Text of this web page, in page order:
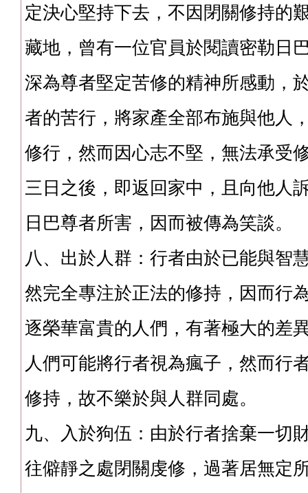
定決心堅持下去，不因閉關修持的
藏地，曾有一位官員於閱讀密勒日
深為尊者堅定苦修的精神所感動，
者的苦行，將家產全部布施與他人
修行，然而因心志不堅，無法承受
三日之後，即返回家中，且向他人
日巴尊者所害，因而被傳為笑談。
八、出於人群：行者由於已能與智
然完全專注於正法的修持，因而行
逐榮華富貴的人們，有著極大的差
人們可能將行者視為瘋子，然而行
修持，故不樂於與人群同處。
九、入於狗伍：由於行者捨棄一切
往僻靜之處閉關虔修，過著居無定